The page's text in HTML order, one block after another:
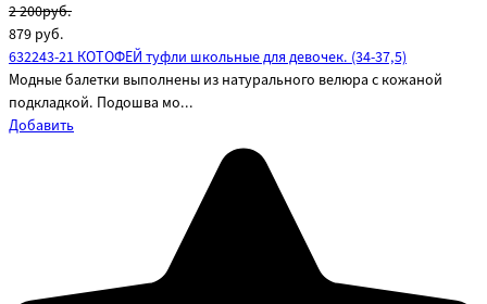
2 200руб.
879 руб.
632243-21 КОТОФЕЙ туфли школьные для девочек. (34-37,5)
Модные балетки выполнены из натурального велюра с кожаной
подкладкой. Подошва мо...
Добавить